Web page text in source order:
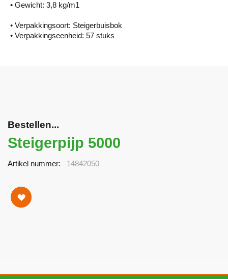
• Gewicht: 3,8 kg/m1
• Verpakkingsoort: Steigerbuisbok
• Verpakkingseenheid: 57 stuks
Bestellen...
Steigerpijp 5000
Artikel nummer 14842050